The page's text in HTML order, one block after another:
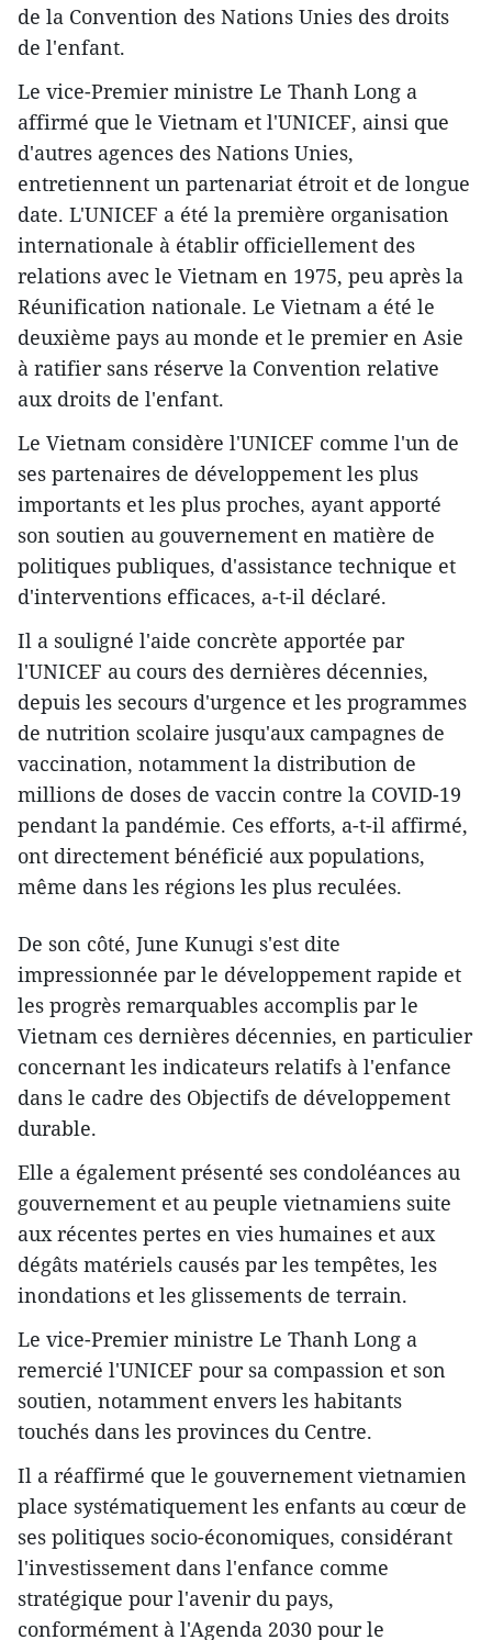
de la Convention des Nations Unies des droits
de l'enfant.
Le vice-Premier ministre Le Thanh Long a
affirmé que le Vietnam et l'UNICEF, ainsi que
d'autres agences des Nations Unies,
entretiennent un partenariat étroit et de longue
date. L'UNICEF a été la première organisation
internationale à établir officiellement des
relations avec le Vietnam en 1975, peu après la
Réunification nationale. Le Vietnam a été le
deuxième pays au monde et le premier en Asie
à ratifier sans réserve la Convention relative
aux droits de l'enfant.
Le Vietnam considère l'UNICEF comme l'un de
ses partenaires de développement les plus
importants et les plus proches, ayant apporté
son soutien au gouvernement en matière de
politiques publiques, d'assistance technique et
d'interventions efficaces, a-t-il déclaré.
Il a souligné l'aide concrète apportée par
l'UNICEF au cours des dernières décennies,
depuis les secours d'urgence et les programmes
de nutrition scolaire jusqu'aux campagnes de
vaccination, notamment la distribution de
millions de doses de vaccin contre la COVID-19
pendant la pandémie. Ces efforts, a-t-il affirmé,
ont directement bénéficié aux populations,
même dans les régions les plus reculées.
De son côté, June Kunugi s'est dite
impressionnée par le développement rapide et
les progrès remarquables accomplis par le
Vietnam ces dernières décennies, en particulier
concernant les indicateurs relatifs à l'enfance
dans le cadre des Objectifs de développement
durable.
Elle a également présenté ses condoléances au
gouvernement et au peuple vietnamiens suite
aux récentes pertes en vies humaines et aux
dégâts matériels causés par les tempêtes, les
inondations et les glissements de terrain.
Le vice-Premier ministre Le Thanh Long a
remercié l'UNICEF pour sa compassion et son
soutien, notamment envers les habitants
touchés dans les provinces du Centre.
Il a réaffirmé que le gouvernement vietnamien
place systématiquement les enfants au cœur de
ses politiques socio-économiques, considérant
l'investissement dans l'enfance comme
stratégique pour l'avenir du pays,
conformément à l'Agenda 2030 pour le